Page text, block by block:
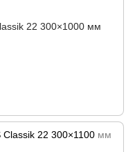
22 300×1000 мм